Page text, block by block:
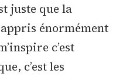
juste que la
appris énormément
c’est
c’est les